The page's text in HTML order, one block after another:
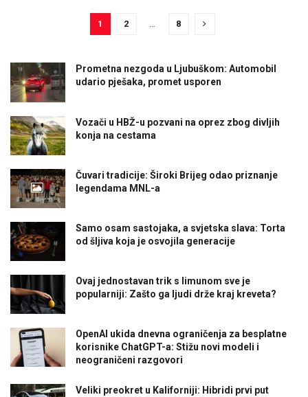
1 2 … 8
Prometna nezgoda u Ljubuškom: Automobil
udario pješaka, promet usporen
Vozači u HBŽ-u pozvani na oprez zbog divljih
konja na cestama
Čuvari tradicije: Široki Brijeg odao priznanje
legendama MNL-a
Samo osam sastojaka, a svjetska slava: Torta
od šljiva koja je osvojila generacije
Ovaj jednostavan trik s limunom sve je
popularniji: Zašto ga ljudi drže kraj kreveta?
OpenAI ukida dnevna ograničenja za besplatne
korisnike ChatGPT-a: Stižu novi modeli i
neograničeni razgovori
Veliki preokret u Kaliforniji: Hibridi prvi put